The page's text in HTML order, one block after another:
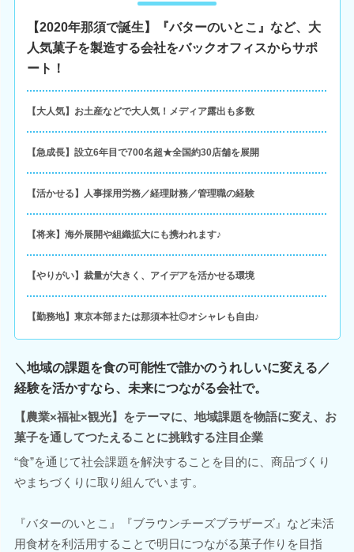
【2020年那須で誕生】『バターのいとこ』など、大
人気菓子を製造する会社をバックオフィスからサポ
ート！
【大人気】お土産などで大人気！メディア露出も多数
【急成長】設立6年目で700名超★全国約30店舗を展開
【活かせる】人事採用労務／経理財務／管理職の経験
【将来】海外展開や組織拡大にも携われます♪
【やりがい】裁量が大きく、アイデアを活かせる環境
【勤務地】東京本部または那須本社◎オシャレも自由♪
＼地域の課題を食の可能性で誰かのうれしいに変える／
経験を活かすなら、未来につながる会社で。
【農業×福祉×観光】をテーマに、地域課題を物語に変え、お
菓子を通してつたえることに挑戦する注目企業
“食”を通じて社会課題を解決することを目的に、商品づくり
やまちづくりに取り組んでいます。
『バターのいとこ』『ブラウンチーズブラザーズ』など未活
用食材を利活用することで明日につながる菓子作りを目指